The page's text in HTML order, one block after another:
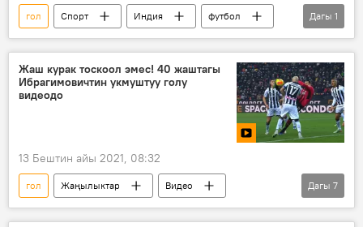
гол Спорт Индия
футбол
Мирлан Мурзаев
Дагы 1
Жаш курак тоскоол эмес! 40 жаштагы
Ибрагимовичтин укмуштуу голу
видеодо
13 Бештин айы 2021, 08:32
гол Жаңылыктар
Видео
Мультимедиа
Спорт
Дүйнөдө
Дагы 7